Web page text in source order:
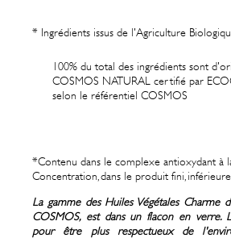
* Ingrédients issus de l'Agriculture
100% du total des ingrédients sont
COSMOS NATURAL certifié par
selon le référentiel COSMOS
*Contenu dans le complexe antioxydant à
Concentration, dans le produit fini,
La gamme des Huiles Végétales Charme
COSMOS, est dans un flacon en verre.
pour être plus respectueux de